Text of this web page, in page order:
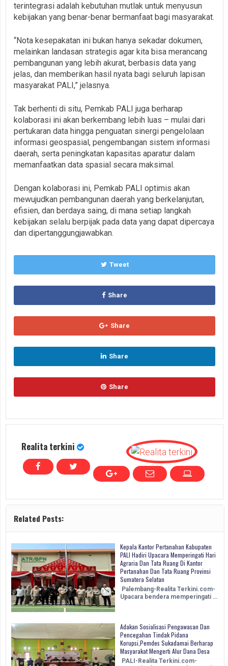
terintegrasi adalah kebutuhan mutlak untuk menyusun
kebijakan yang benar-benar bermanfaat bagi masyarakat.
“Nota kesepakatan ini bukan hanya sekadar dokumen,
melainkan landasan strategis agar kita bisa merancang
pembangunan yang lebih akurat, berbasis data yang
jelas, dan memberikan hasil nyata bagi seluruh lapisan
masyarakat PALI,” jelasnya.
Tak berhenti di situ, Pemkab PALI juga berharap
kolaborasi ini akan berkembang lebih luas – mulai dari
pertukaran data hingga penguatan sinergi pengelolaan
informasi geospasial, pengembangan sistem informasi
daerah, serta peningkatan kapasitas aparatur dalam
memanfaatkan data spasial secara maksimal.
Dengan kolaborasi ini, Pemkab PALI optimis akan
mewujudkan pembangunan daerah yang berkelanjutan,
efisien, dan berdaya saing, di mana setiap langkah
kebijakan selalu berpijak pada data yang dapat dipercaya
dan dipertanggungjawabkan.
Tweet
Share
Share
Share
Share
Realita terkini
Related Posts:
Kepala Kantor Pertanahan Kabupaten
PALI Hadiri Upacara Memperingati Hari
Agraria Dan Tata Ruang Di Kantor
Pertanahan Dan Tata Ruang Provinsi
Sumatera Selatan
Palembang-Realita Terkini.com-
Upacara bendera memperingati …
Adakan Sosialisasi Pengawasan Dan
Pencegahan Tindak Pidana
Korupsi,Pemdes Sukadamai Berharap
Masyarakat Mengerti Alur Dana Desa
PALI-Realita Terkini.com-